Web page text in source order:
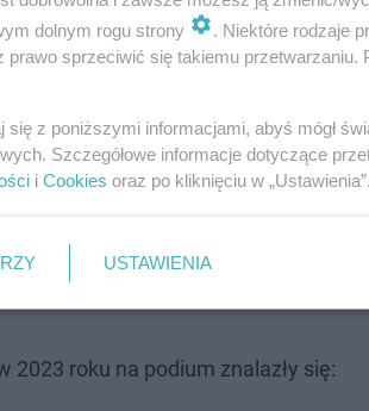
2023 roku na podium znalazły się:
dolnym rogu strony
. Niektóre rodzaje
prawo sprzeciwić się takiemu przetwarzaniu.
się z poniższymi informacjami, abyś mógł
Szczegółowe informacje dotyczące
i Cookies oraz po kliknięciu w „Ustawienia”.
USTAWIENIA